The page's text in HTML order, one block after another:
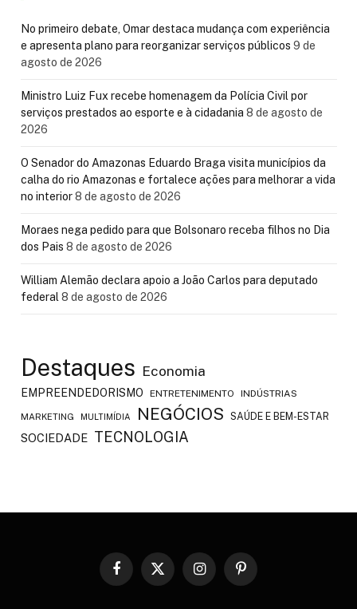
No primeiro debate, Omar destaca mudança com experiência
e apresenta plano para reorganizar serviços públicos 9 de
agosto de 2026
Ministro Luiz Fux recebe homenagem da Polícia Civil por
serviços prestados ao esporte e à cidadania 8 de agosto de
2026
O Senador do Amazonas Eduardo Braga visita municípios da
calha do rio Amazonas e fortalece ações para melhorar a vida
no interior8 de agosto de 2026
Moraes nega pedido para que Bolsonaro receba filhos no Dia
dos Pais 8 de agosto de 2026
William Alemão declara apoio a João Carlos para deputado
federal8 de agosto de 2026
Destaques Economia
EMPREENDEDORISMO ENTRETENIMENTO INDÚSTRIAS
MARKETING MULTIMÍDIA NEGÓCIOS SAÚDE E BEM-ESTAR
SOCIEDADE TECNOLOGIA
Facebook
X
InstagramPinterest